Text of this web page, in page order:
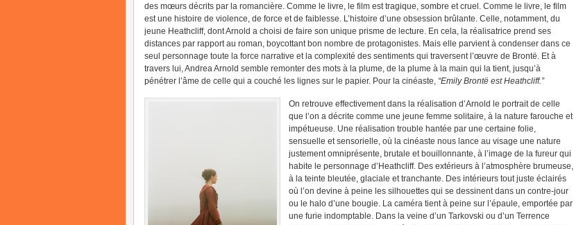
des mœurs décrits par la romancière. Comme le livre, le film est tragique, sombre et cruel. Comme le livre, le film
est une histoire de violence, de force et de faiblesse. L’histoire d’une obsession brûlante. Celle, notamment, du
jeune Heathcliff, dont Arnold a choisi de faire son unique prisme de lecture. En cela, la réalisatrice prend ses
distances par rapport au roman, boycottant bon nombre de protagonistes. Mais elle parvient à condenser dans ce
seul personnage toute la force narrative et la complexité des sentiments qui traversent l’œuvre de Brontë. Et à
travers lui, Andrea Arnold semble remonter des mots à la plume, de la plume à la main qui la tient, jusqu’à
pénétrer l’âme de celle qui a couché les lignes sur le papier. Pour la cinéaste, “Emily Brontë est Heathcliff.”
On retrouve effectivement dans la réalisation d’Arnold le portrait de celle
que l’on a décrite comme une jeune femme solitaire, à la nature farouche et
impétueuse. Une réalisation trouble hantée par une certaine folie,
sensuelle et sensorielle, où la cinéaste nous lance au visage une nature
justement omniprésente, brutale et bouillonnante, à l’image de la fureur qui
habite le personnage d’Heathcliff. Des extérieurs à l’atmosphère brumeuse,
à la teinte bleutée, glaciale et tranchante. Des intérieurs tout juste éclairés
où l’on devine à peine les silhouettes qui se dessinent dans un contre-jour
ou le halo d’une bougie. La caméra tient à peine sur l’épaule, emportée par
une furie indomptable. Dans la veine d’un Tarkovski ou d’un Terrence